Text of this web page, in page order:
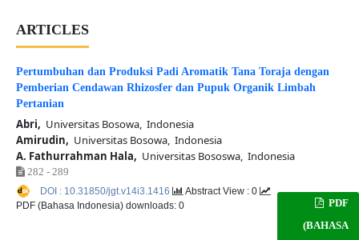
ARTICLES
Pertumbuhan dan Produksi Padi Aromatik Tana Toraja dengan
Pemberian Cendawan Rhizosfer dan Pupuk Organik Limbah
Pertanian
Abri, Universitas Bosowa, Indonesia
Amirudin, Universitas Bosowa, Indonesia
A. Fathurrahman Hala, Universitas Bososwa, Indonesia
282 - 289
PDF
(BAHASA
DOI : 10.31850/jgt.v14i3.1416
Abstract View : 0
PDF (Bahasa Indonesia) downloads: 0